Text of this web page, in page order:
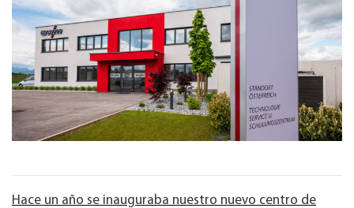
Hace un año se inauguraba nuestro nuevo centro de